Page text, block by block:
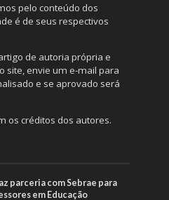
pelo conteúdo dos
é de seus respectivos
de autoria própria e
site, envie um e-mail para
e se aprovado será
os créditos dos autores.
parceria com Sebrae para
em Educação